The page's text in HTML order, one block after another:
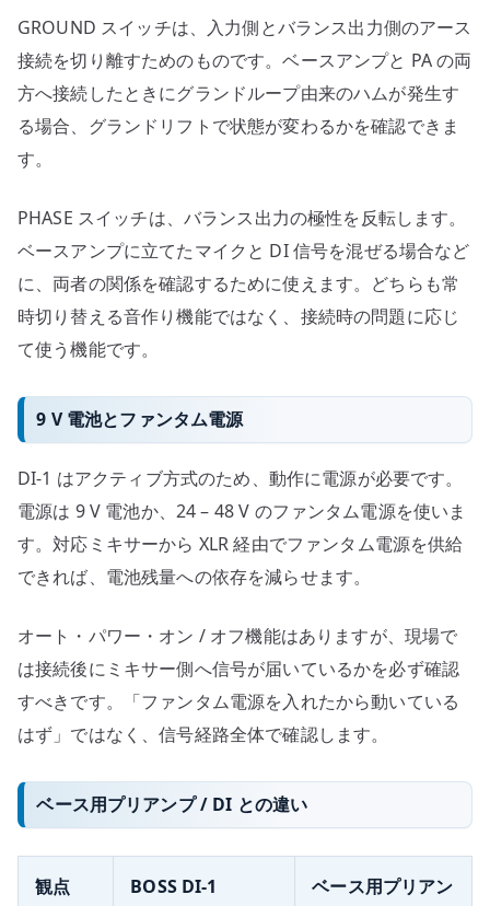
GROUND スイッチは、入力側とバランス出力側のアース
接続を切り離すためのものです。ベースアンプと PA の両
方へ接続したときにグランドループ由来のハムが発生す
る場合、グランドリフトで状態が変わるかを確認できま
す。
PHASE スイッチは、バランス出力の極性を反転します。
ベースアンプに立てたマイクと DI 信号を混ぜる場合など
に、両者の関係を確認するために使えます。どちらも常
時切り替える音作り機能ではなく、接続時の問題に応じ
て使う機能です。
9 V 電池とファンタム電源
DI-1 はアクティブ方式のため、動作に電源が必要です。
電源は 9 V 電池か、24 – 48 V のファンタム電源を使いま
す。対応ミキサーから XLR 経由でファンタム電源を供給
できれば、電池残量への依存を減らせます。
オート・パワー・オン / オフ機能はありますが、現場で
は接続後にミキサー側へ信号が届いているかを必ず確認
すべきです。「ファンタム電源を入れたから動いている
はず」ではなく、信号経路全体で確認します。
ベース用プリアンプ / DI との違い
観点 BOSS DI-1
ベース用プリアン